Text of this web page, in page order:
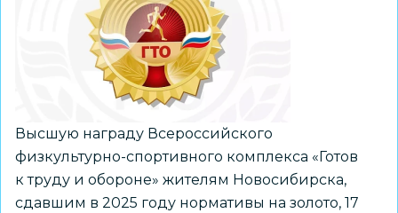
Высшую награду Всероссийского
физкультурно-спортивного комплекса «Готов
к труду и обороне» жителям Новосибирска,
сдавшим в 2025 году нормативы на золото, 17